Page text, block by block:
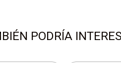
PODRÍA